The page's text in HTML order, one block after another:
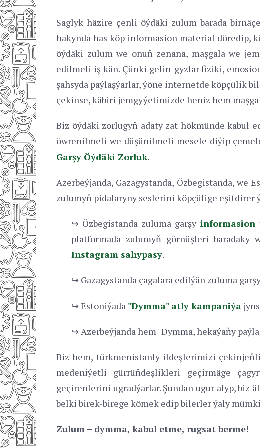
Saglyk häzire çenli öýdäki zulum barada
hakynda has köp informasion material döredip,
öýdäki zulum we onuň zenana, maşgala we
edilmeli iş kän. Çünki gelin-gyzlar fiziki,
şahsyda paýlaşýarlar, ýöne internetde köpçülik
çekinse, käbiri jemgyýetimizde heniz hem
Biz öýdäki zorlugyň adaty zat hökmünde kabul
öwrenilmeli we düşünilmeli mesele diýip
Garşy Öýdäki Zorluk.
Azerbeýjanda, Gazagystanda, Özbegistanda,
zulumyň pidalaryny seslerini köpçülige eşitdirer
↪ Özbegistanda zuluma garşy informasion
platformada zulumyň görnüşleri baradaky
Instagram sahypasy.
↪ Gazagystanda çagalara edilýän zuluma
↪ Estoniýada "Dymma" atly kampaniýa
↪ Azerbeýjanda hem "Dymma, hekaýaňy
Biz hem, türkmenistanly ildeşlerimizi
medeniýetli gürrüňdeşlikleri geçirmäge
geçirenlerini ugradýarlar. Şundan ugur alyp, biz
belki birek-birege kömek edip bilerler ýaly
Zulum – dymma, kabul etme, rugsat berme!